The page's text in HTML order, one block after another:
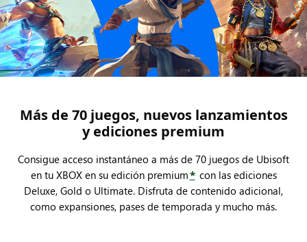
Más de 70 juegos, nuevos lanzamientos
y ediciones premium
Consigue acceso instantáneo a más de 70 juegos de Ubisoft
en tu XBOX en su edición premium* con las ediciones
Deluxe, Gold o Ultimate. Disfruta de contenido adicional,
como expansiones, pases de temporada y mucho más.